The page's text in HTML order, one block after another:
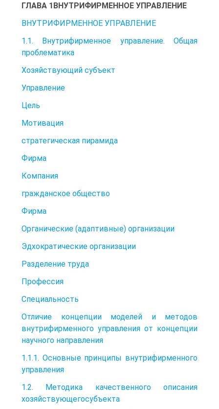
ГЛАВА 1ВНУТРИФИРМЕННОЕ УПРАВЛЕНИЕ
ВНУТРИФИРМЕННОЕ УПРАВЛЕНИЕ
1.1. Внутрифирменное управление. Общая
проблематика
Хозяйствующий субъект
Управление
Цель
Мотивация
стратегическая пирамида
Фирма
Компания
гражданское общество
Фирма
Органические (адаптивные) организации
Эдхократические организации
Разделение труда
Профессия
Специальность
Отличие концепции моделей и методов
внутрифирменного управления от концепции
научного направления
1.1.1. Основные принципы внутрифирменного
управления
1.2. Методика качественного описания
хозяйствующегосубъекта